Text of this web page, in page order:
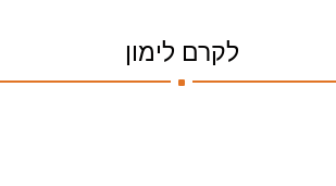
לקרם לימון
.